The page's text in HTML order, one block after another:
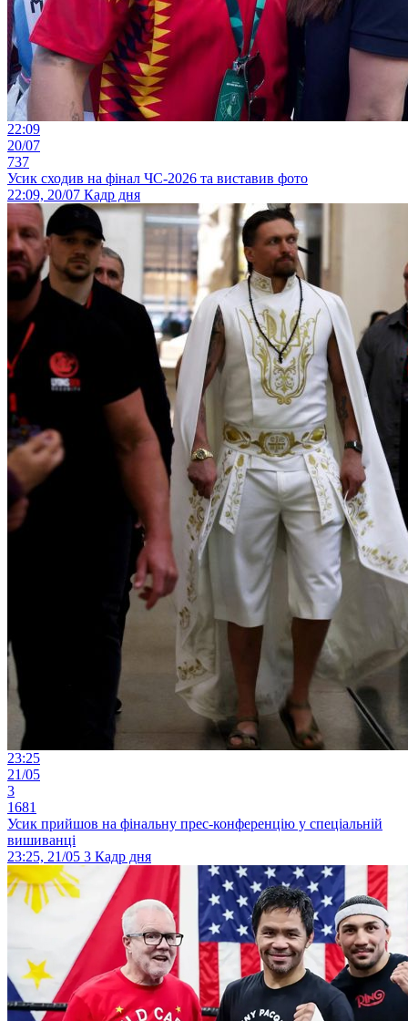
22:09
20/07
737
Усик сходив на фінал ЧС-2026 та виставив фото
22:09, 20/07 Кадр дня
23:25
21/05
3
1681
Усик прийшов на фінальну прес-конференцію у спеціальній
вишиванці
23:25, 21/05 3 Кадр дня